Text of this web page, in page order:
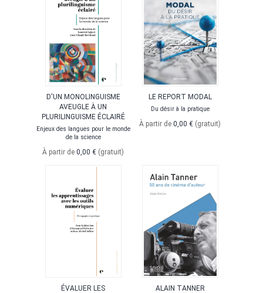
D'UN MONOLINGUISME
AVEUGLE À UN
PLURILINGUISME ÉCLAIRÉ
Enjeux des langues pour le monde
de la science
À partir de 0,00 € (gratuit)
LE REPORT MODAL
Du désir à la pratique
À partir de 0,00 € (gratuit)
ÉVALUER LES
ALAIN TANNER